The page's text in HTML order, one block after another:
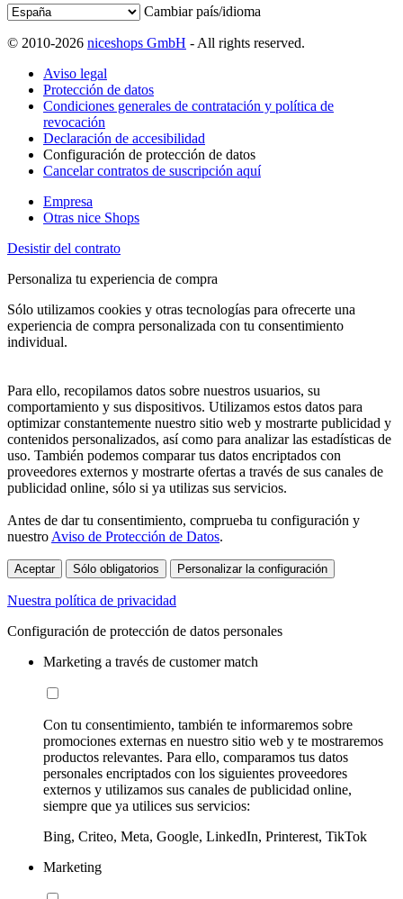
Cambiar país/idioma
© 2010-2026 niceshops GmbH - All rights reserved.
Aviso legal
Protección de datos
Condiciones generales de contratación y política de
revocación
Declaración de accesibilidad
Configuración de protección de datos
Cancelar contratos de suscripción aquí
Empresa
Otras nice Shops
Desistir del contrato
Personaliza tu experiencia de compra
Sólo utilizamos cookies y otras tecnologías para ofrecerte una
experiencia de compra personalizada con tu consentimiento
individual.
Para ello, recopilamos datos sobre nuestros usuarios, su
comportamiento y sus dispositivos. Utilizamos estos datos para
optimizar constantemente nuestro sitio web y mostrarte publicidad y
contenidos personalizados, así como para analizar las estadísticas de
uso. También podemos comparar tus datos encriptados con
proveedores externos y mostrarte ofertas a través de sus canales de
publicidad online, sólo si ya utilizas sus servicios.
Antes de dar tu consentimiento, comprueba tu configuración y
nuestro Aviso de Protección de Datos.
Aceptar Sólo obligatorios Personalizar la configuración
Nuestra política de privacidad
Configuración de protección de datos personales
Marketing a través de customer match
Con tu consentimiento, también te informaremos sobre
promociones externas en nuestro sitio web y te mostraremos
productos relevantes. Para ello, comparamos tus datos
personales encriptados con los siguientes proveedores
externos y utilizamos sus canales de publicidad online,
siempre que ya utilices sus servicios:
Bing, Criteo, Meta, Google, LinkedIn, Printerest, TikTok
Marketing